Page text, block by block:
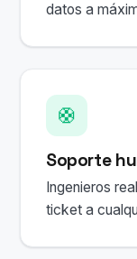
datos a
🛟
Soporte
Ingenieros
ticket a